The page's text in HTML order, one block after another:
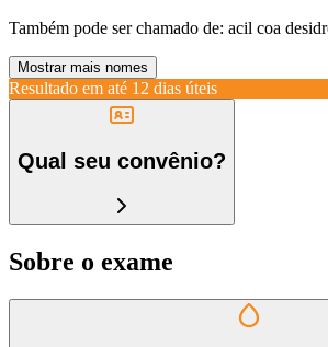
Também pode ser chamado de: acil coa
Mostrar mais nomes
Resultado em até 12 dias úteis
Qual seu convênio?
Sobre o exame